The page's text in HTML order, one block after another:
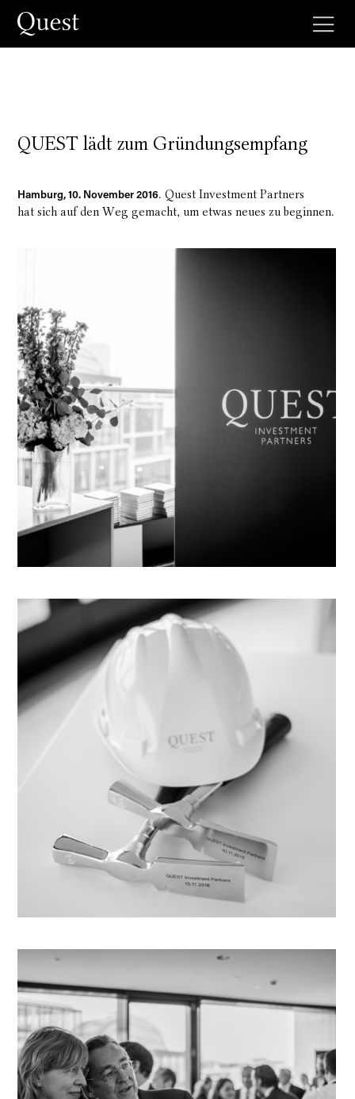
QUEST lädt zum Gründungsempfang
Hamburg, 10. November 2016. Quest Investment Partners
hat sich auf den Weg gemacht, um etwas neues zu beginnen.